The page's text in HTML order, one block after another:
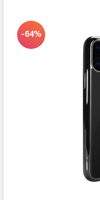
-64%